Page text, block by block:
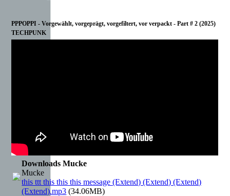
PPPOPPI - Vorgewählt, vorgeprägt, vorgefiltert, vor verpackt - Part # 2 (2025)
TECHPUNK
Downloads Mucke
Mucke
this ttt this this this message (Extend) (Extend) (Extend)
(Extend).mp3 (34.06MB)